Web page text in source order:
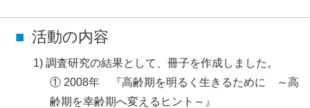
活動の内容
調査研究の結果として、冊子を作成しました。
① 2008年 『高齢期を明るく生きるために ～高
齢期を幸齢期へ変えるヒント～』